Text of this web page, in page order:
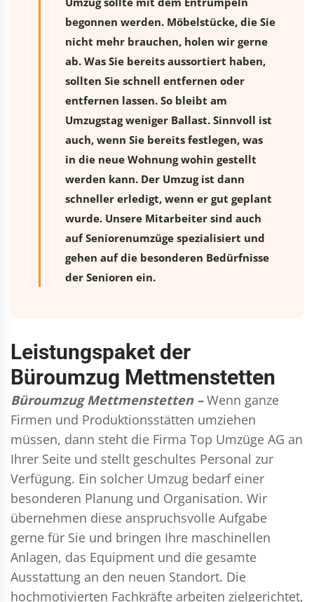
begonnen werden. Möbelstücke, die Sie
nicht mehr brauchen, holen wir gerne
ab. Was Sie bereits aussortiert haben,
sollten Sie schnell entfernen oder
entfernen lassen. So bleibt am
Umzugstag weniger Ballast. Sinnvoll ist
auch, wenn Sie bereits festlegen, was
in die neue Wohnung wohin gestellt
werden kann. Der Umzug ist dann
schneller erledigt, wenn er gut geplant
wurde. Unsere Mitarbeiter sind auch
auf Seniorenumzüge spezialisiert und
gehen auf die besonderen Bedürfnisse
der Senioren ein.
Leistungspaket der
Büroumzug Mettmenstetten
Büroumzug Mettmenstetten – Wenn ganze
Firmen und Produktionsstätten umziehen
müssen, dann steht die Firma Top Umzüge AG an
Ihrer Seite und stellt geschultes Personal zur
Verfügung. Ein solcher Umzug bedarf einer
besonderen Planung und Organisation. Wir
übernehmen diese anspruchsvolle Aufgabe
gerne für Sie und bringen Ihre maschinellen
Anlagen, das Equipment und die gesamte
Ausstattung an den neuen Standort. Die
hochmotivierten Fachkräfte arbeiten zielgerichtet,